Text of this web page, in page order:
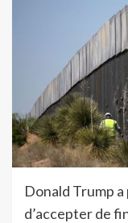
Donald Trump
d’accepter de